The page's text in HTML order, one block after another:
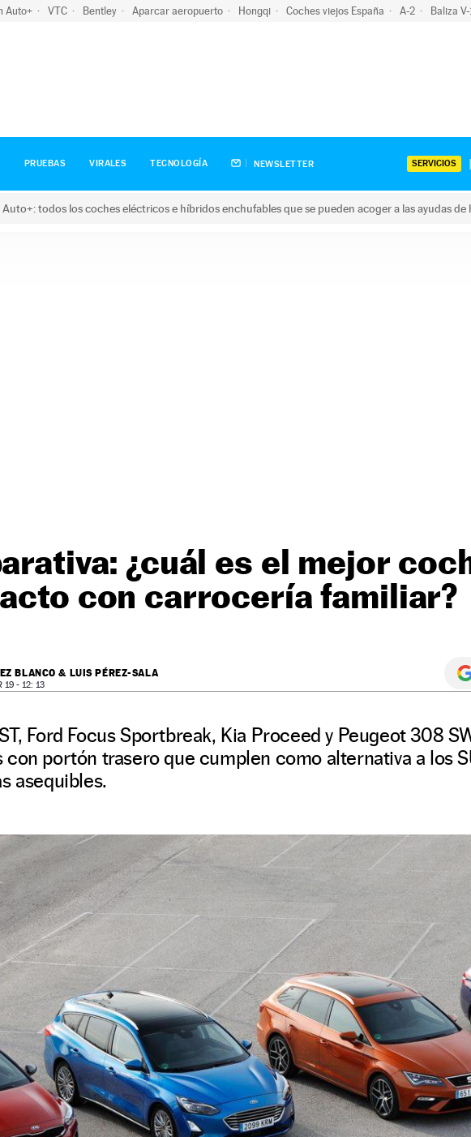
Auto+ VTC Bentley Aparcar aeropuerto Hongqi Coches viejos España A-2 Baliza
PRUEBAS VIRALES TECNOLOGÍA NEWSLETTER SERVICIOS
todos los coches eléctricos e híbridos enchufables que se pueden acoger a las ayudas de
¿cuál es el mejor
con carrocería familiar?
BLANCO & LUIS PÉREZ-SALA
19 - 12: 13
Ford Focus Sportbreak, Kia Proceed y Peugeot 308
portón trasero que cumplen como alternativa a los
asequibles.